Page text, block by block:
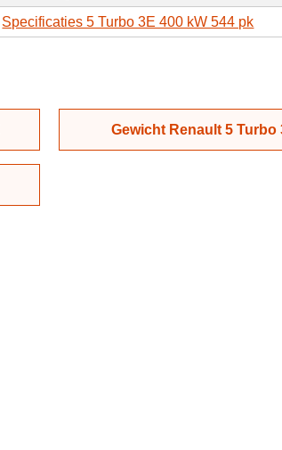
Specificaties 5 Turbo 3E 400 kW 544 pk
Gewicht Renault 5 Turbo